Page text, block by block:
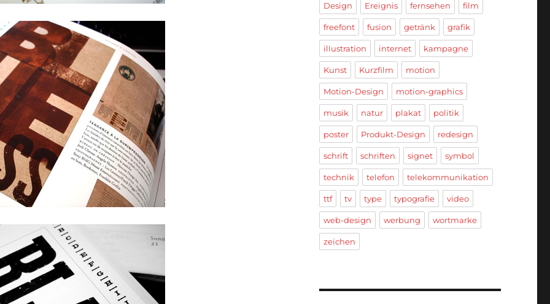
Design Ereignis fernsehen film
freefont fusion getränk grafik
illustration internet kampagne
Kunst Kurzfilm motion
Motion-Design motion-graphics
musik natur plakat politik
poster Produkt-Design redesign
schrift schriften signet symbol
technik telefon telekommunikation
ttf tv type typografie video
web-design werbung wortmarke
zeichen